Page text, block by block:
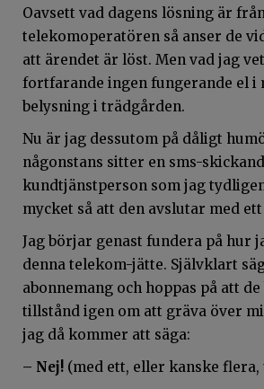
Oavsett vad dagens lösning är från
telekomoperatören så anser de
att ärendet är löst. Men vad jag
fortfarande ingen fungerande el i
belysning i trädgården.
Nu är jag dessutom på dåligt
någonstans sitter en sms-
kundtjänstperson som jag
mycket så att den avslutar med
Jag börjar genast fundera på hur
denna telekom-jätte. Självklart
abonnemang och hoppas på att
tillstånd igen om att gräva över
jag då kommer att säga:
– Nej! (med ett, eller kanske